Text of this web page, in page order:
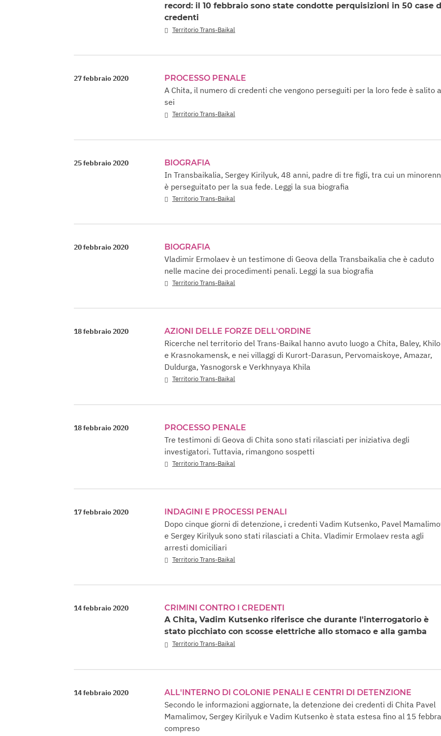
record: il 10 febbraio sono state condotte perquisizioni in 50 case
credenti
Territorio Trans-Baikal
27 febbraio 2020 PROCESSO PENALE
A Chita, il numero di credenti che vengono perseguiti per la loro fede è salito a
sei
Territorio Trans-Baikal
25 febbraio 2020 BIOGRAFIA
In Transbaikalia, Sergey Kirilyuk, 48 anni, padre di tre figli, tra cui un
è perseguitato per la sua fede. Leggi la sua biografia
Territorio Trans-Baikal
20 febbraio 2020 BIOGRAFIA
Vladimir Ermolaev è un testimone di Geova della Transbaikalia che è caduto
nelle macine dei procedimenti penali. Leggi la sua biografia
Territorio Trans-Baikal
18 febbraio 2020 AZIONI DELLE FORZE DELL'ORDINE
Ricerche nel territorio del Trans-Baikal hanno avuto luogo a Chita, Baley,
e Krasnokamensk, e nei villaggi di Kurort-Darasun, Pervomaiskoye, Amazar,
Duldurga, Yasnogorsk e Verkhnyaya Khila
Territorio Trans-Baikal
18 febbraio 2020 PROCESSO PENALE
Tre testimoni di Geova di Chita sono stati rilasciati per iniziativa degli
investigatori. Tuttavia, rimangono sospetti
Territorio Trans-Baikal
17 febbraio 2020 INDAGINI E PROCESSI PENALI
Dopo cinque giorni di detenzione, i credenti Vadim Kutsenko, Pavel
e Sergey Kirilyuk sono stati rilasciati a Chita. Vladimir Ermolaev resta agli
arresti domiciliari
Territorio Trans-Baikal
14 febbraio 2020
CRIMINI CONTRO I CREDENTI
A Chita, Vadim Kutsenko riferisce che durante l'interrogatorio è
stato picchiato con scosse elettriche allo stomaco e alla gamba
Territorio Trans-Baikal
14 febbraio 2020 ALL'INTERNO DI COLONIE PENALI E CENTRI DI DETENZIONE
Secondo le informazioni aggiornate, la detenzione dei credenti di Chita Pavel
Mamalimov, Sergey Kirilyuk e Vadim Kutsenko è stata estesa fino al 15
compreso